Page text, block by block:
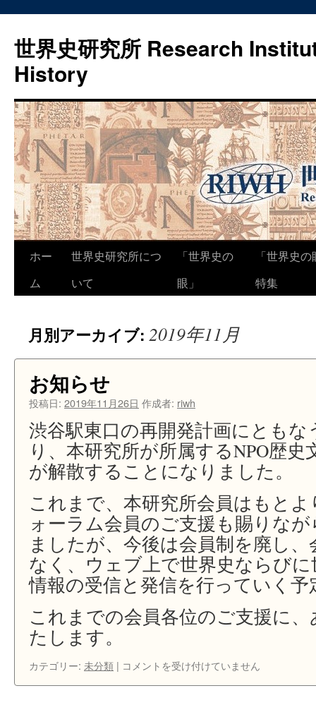
世界史研究所 Research
History
ツ
キ
ッ
ホー
ム
世界史研究所につ
いて
「世界史の
眼」
「世界史
特集
月別アーカイブ: 2019年11月
お知らせ
投稿日: 2019年11月26日 作成者: riwh
渋谷駅東口の再開発計画にとも
り、本研究所が所属するNPO歴
が解散することになりました。
これまで、本研究所会員はもと
ォーラム会員のご支援も賜りな
ましたが、今後は会員制を廃し
なく、ウェブ上で世界史ならび
情報の受信と発信を行っていく予
これまでの会員各位のご支援に
たします。
カテゴリー: 未分類 | お
コメントを受け付けていません